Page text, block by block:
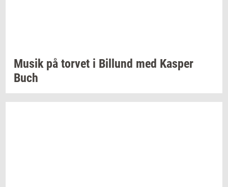
Musik på tor­vet i Bil­lund med Kas­per
Buch